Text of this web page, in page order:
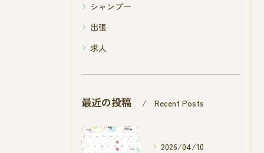
シャンプー
出張
求人
最近の投稿 Recent Posts
2026/04/10